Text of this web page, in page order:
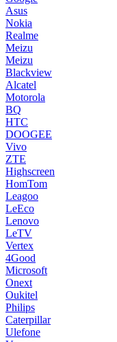
Asus
Nokia
Realme
Meizu
Meizu
Blackview
Alcatel
Motorola
BQ
HTC
DOOGEE
Vivo
ZTE
Highscreen
HomTom
Leagoo
LeEco
Lenovo
LeTV
Vertex
4Good
Microsoft
Onext
Oukitel
Philips
Caterpillar
Ulefone